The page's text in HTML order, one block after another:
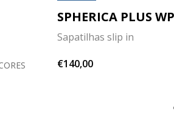
SPHERICA PLUS
Sapatilhas slip in
€140,00